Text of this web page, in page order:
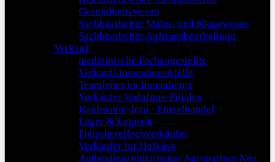
Gesundheitswesen
Sachbearbeiter Mahn- und Klagewesen
Sachbearbeiter Auftragsbearbeitung
Verkauf
medizinische Fachangestellte
Verkauf/ Innendienststelle
Teamleiter im Innendienst
Verkäufer Vodafone-Filialen
Kaufmann/-frau - Einzelhandel
Lager & Logistik
Fleischereifachverkäufer
Verkäufer für Hofkäse
Außendienstmitarbeiter Agropartner Neu